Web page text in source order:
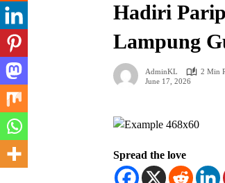
Hadiri
Lampung
AdminKL
2 Min
June 17, 2026
Spread the love